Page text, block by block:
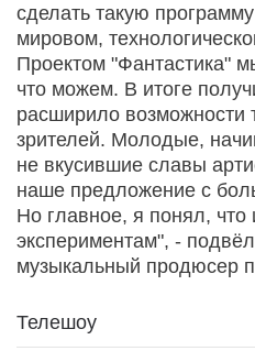
сделать такую
мировом,
Проектом "Фантастика"
что можем. В итоге
расширило возможности
зрителей. Молодые,
не вкусившие славы
наше предложение с
Но главное, я понял,
экспериментам", -
музыкальный продюсер
Телешоу